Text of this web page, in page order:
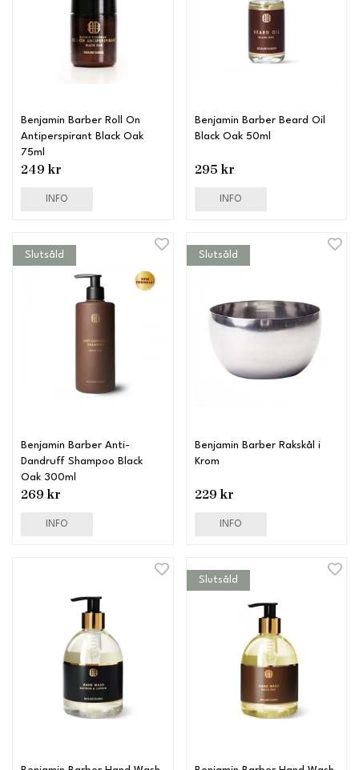
Benjamin Barber Roll On
Antiperspirant Black Oak
75ml
249 kr
INFO
Benjamin Barber Beard Oil
Black Oak 50ml
295 kr
INFO
Slutsåld
Benjamin Barber Anti-
Dandruff Shampoo Black
Oak 300ml
269 kr
INFO
Slutsåld
Benjamin Barber Rakskål i
Krom
229 kr
INFO
Slutsåld